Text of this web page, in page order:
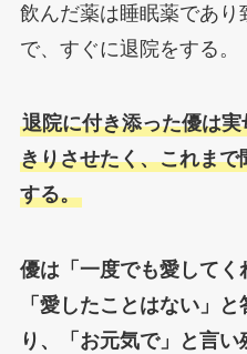
飲んだ薬は睡眠薬であ
で、すぐに退院をする。
退院に付き添った優は
きりさせたく、これま
する。
優は「一度でも愛して
「愛したことはない」
り、「お元気で」と言い